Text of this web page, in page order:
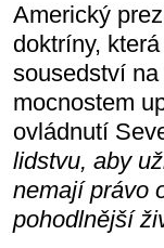
Americký
doktríny,
sousedství
mocnostem
ovládnutí
lidstvu, aby
nemají právo
pohodlnější